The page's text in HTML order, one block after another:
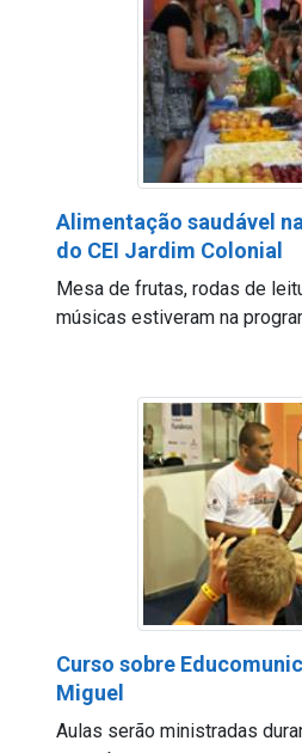
Alimentação saudável
do CEI Jardim Colonial
Mesa de frutas, rodas de
músicas estiveram na
Curso sobre
Miguel
Aulas serão ministradas